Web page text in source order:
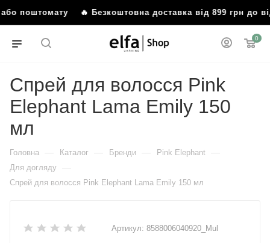
поштомату 🔥 Безкоштовна доставка від 899 грн до
0
Спрей для волосся Pink
Elephant Lama Emily 150
мл
Головна — Каталог — Бренди — Pink Elephant —
Для догляду —
Спрей для волосся Pink Elephant Lama Emily 150 мл
Артикул: 8588006040920_Mul